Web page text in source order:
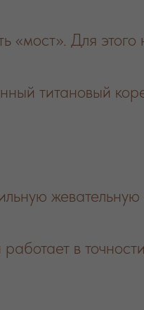
«мост». Для этого
титановый
жевательную
в